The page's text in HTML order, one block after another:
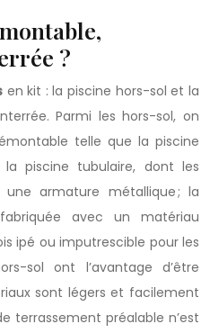
?
en kit : la piscine hors-sol et la
Parmi les hors-sol, on
telle que la piscine
piscine tubulaire, dont les
armature métallique ; la
avec un matériau
ipé ou imputrescible pour les
sol ont l’avantage d’être
sont légers et facilement
terrassement préalable n’est